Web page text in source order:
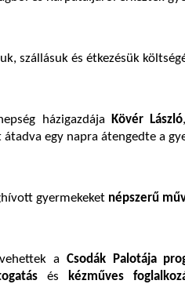
szállásuk és étkezésük
házigazdája Kövér László
átadva egy napra átengedte a
gyermekeket népszerű
a Csodák Palotája
és kézműves